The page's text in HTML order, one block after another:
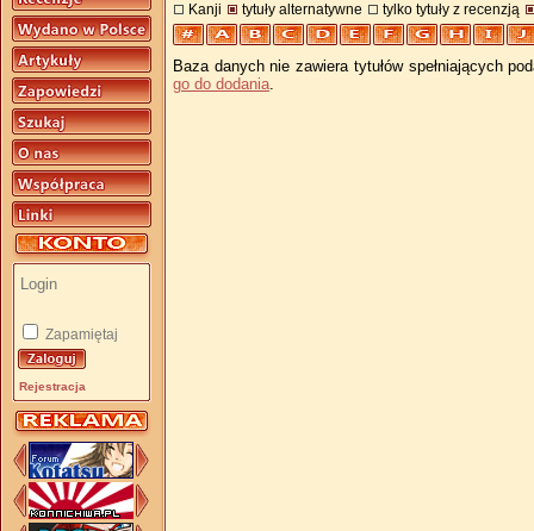
Zapamiętaj
Rejestracja
Kanji tytuły alternatywne tylko tytuły z recenzją
Baza danych nie zawiera tytułów spełniających
go do dodania.